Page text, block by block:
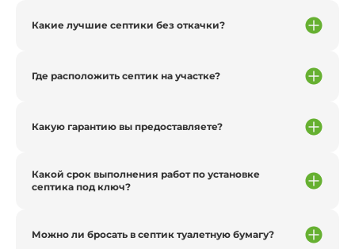
Какие лучшие септики без откачки?
Где расположить септик на участке?
Какую гарантию вы предоставляете?
Какой срок выполнения работ по установке
септика под ключ?
Можно ли бросать в септик туалетную бумагу?